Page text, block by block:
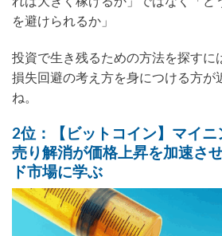
を避けられるか」
投資で生き残るための方法を探すに
損失回避の考え方を身につける方が
ね。
2位：【ビットコイン】マイ
売り解消が価格上昇を加速さ
ド市場に学ぶ